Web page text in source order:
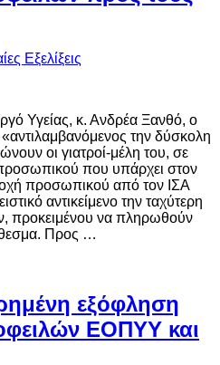
Εξελίξεις
Υγείας, κ. Ανδρέα Ξανθό, ο
την δύσκολη
οι γιατροί-μέλη του, σε
που υπάρχει στον
προσωπικού από τον ΙΣΑ
αντικείμενο την ταχύτερη
προκειμένου να πληρωθούν
Προς …
εξόφληση
ΕΟΠΥΥ και